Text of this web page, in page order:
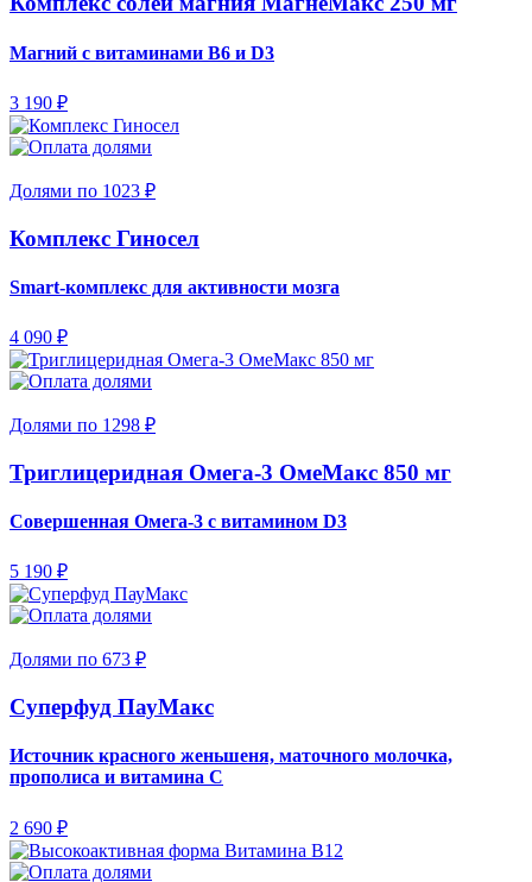
Магний с витаминами В6 и D3
3 190 ₽
Долями по 1023 ₽
Комплекс Гиносел
Smart-комплекс для активности мозга
4 090 ₽
Долями по 1298 ₽
Триглицеридная Омега-3 ОмеМакс 850 мг
Совершенная Омега-3 с витамином D3
5 190 ₽
Долями по 673 ₽
Суперфуд ПауМакс
Источник красного женьшеня, маточного молочка,
прополиса и витамина С
2 690 ₽